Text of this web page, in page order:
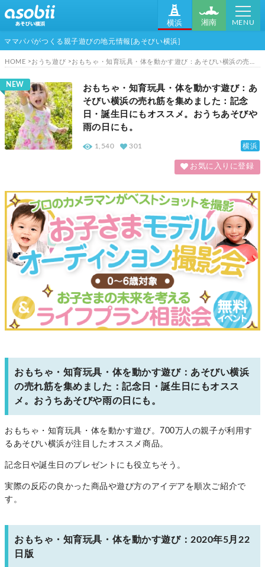
横浜 湘南 MENU
ママパパがつくる親子遊びの地元情報[あそびい横浜]
HOME おうち遊び おもちゃ・知育玩具・体を動かす遊び：あそびい横浜の売れ筋を集めました：記念日・誕生日にもオススメ。おうちあそびや雨の日にも。
NEW
おもちゃ・知育玩具・体を動かす遊び：あ
そびい横浜の売れ筋を集めました：記念
日・誕生日にもオススメ。おうちあそびや
雨の日にも。
横浜
1,540 301
お気に入りに登録
おもちゃ・知育玩具・体を動かす遊び：あそびい横浜
の売れ筋を集めました：記念日・誕生日にもオスス
メ。おうちあそびや雨の日にも。
おもちゃ・知育玩具・体を動かす遊び。700万人の親子が利用す
るあそびい横浜が注目したオススメ商品。
記念日や誕生日のプレゼントにも役立ちそう。
実際の反応の良かった商品や遊び方のアイデアを順次ご紹介で
す。
おもちゃ・知育玩具・体を動かす遊び：2020年5月22
日版